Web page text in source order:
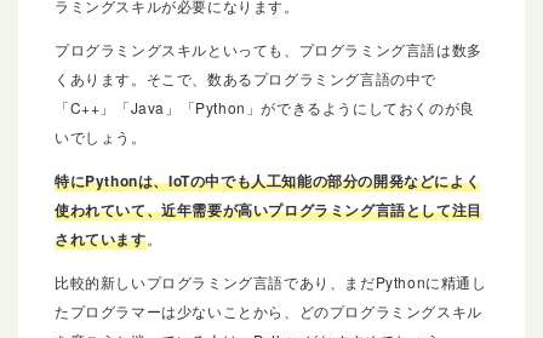
ラミングスキルが必要になります。
プログラミングスキルといっても、プログラミング言語は数多
くあります。そこで、数あるプログラミング言語の中で
「C++」「Java」「Python」ができるようにしておくのが良
いでしょう。
特にPythonは、IoTの中でも人工知能の部分の開発などによく
使われていて、近年需要が高いプログラミング言語として注目
されています。
比較的新しいプログラミング言語であり、まだPythonに精通し
たプログラマーは少ないことから、どのプログラミングスキル